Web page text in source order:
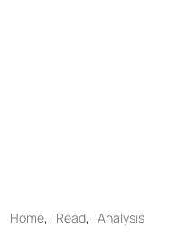
Home, Read,Analysis